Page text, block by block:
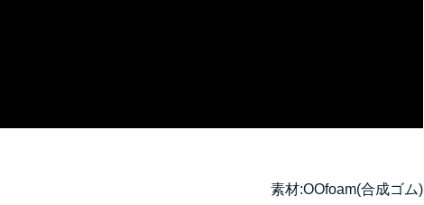
素材:OOfoam(合成ゴム)